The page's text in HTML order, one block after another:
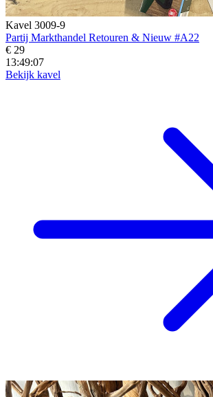
Kavel 3009-9
Partij Markthandel Retouren & Nieuw #A22
€ 29
13:49:04
Bekijk kavel